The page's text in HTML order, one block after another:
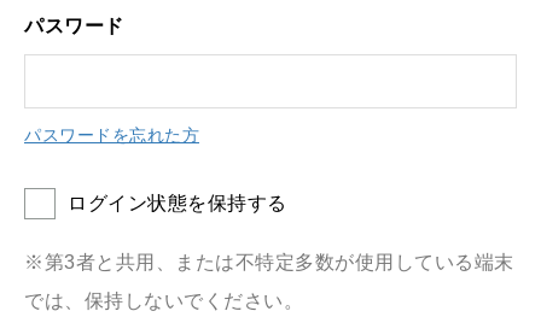
パスワード
パスワードを忘れた方
ログイン状態を保持する
※第3者と共用、または不特定多数が使用している端末
では、保持しないでください。